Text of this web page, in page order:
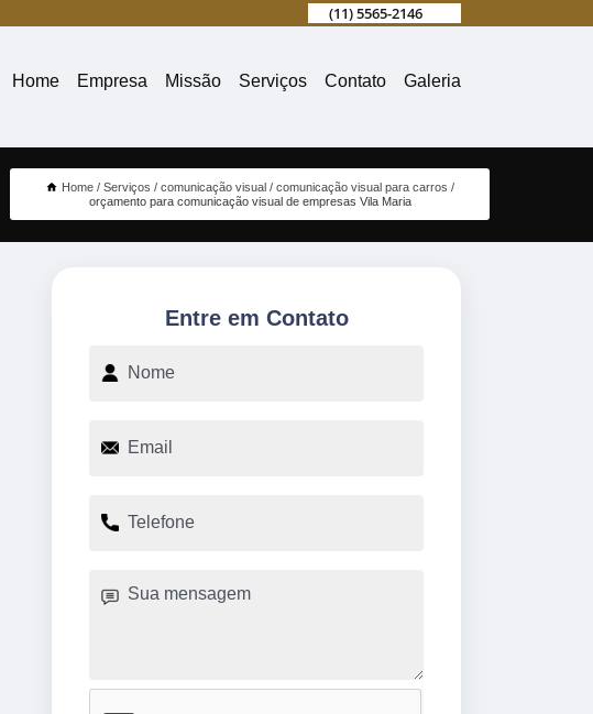
(11) 5565-2146
Home Empresa Missão Serviços Contato Galeria
Home Serviços comunicação visual
comunicação visual para carros
orçamento para comunicação visual de empresas Vila Maria
Entre em Contato